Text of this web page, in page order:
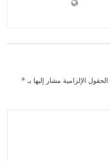
الحقول الإلزامية مشار إليها بـ *